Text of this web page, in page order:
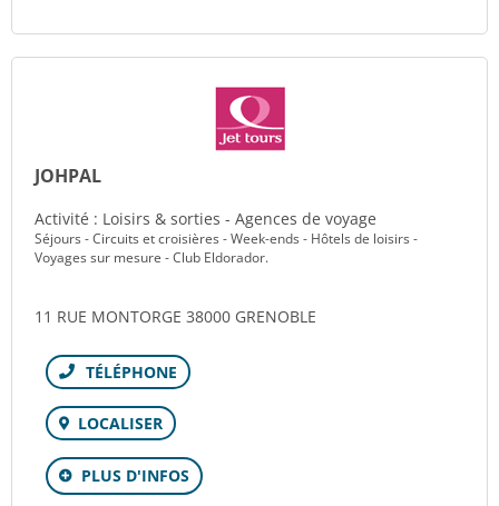
JOHPAL
Activité : Loisirs & sorties - Agences de voyage
Séjours - Circuits et croisières - Week-ends - Hôtels de loisirs -
Voyages sur mesure - Club Eldorador.
11 RUE MONTORGE 38000 GRENOBLE
Téléphone
LOCALISER
PLUS D'INFOS